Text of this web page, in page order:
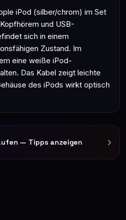
iPod (silber/chrom) im Set
und USB-
sich in einem
Zustand. Im
eine weiße iPod-
Das Kabel zeigt leichte
des iPods wirkt optisch
— Tipps anzeigen ›